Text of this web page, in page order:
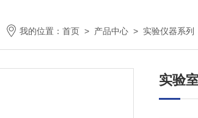
我的位置： 首页 > 产品中心 > 实验仪器系列
实验